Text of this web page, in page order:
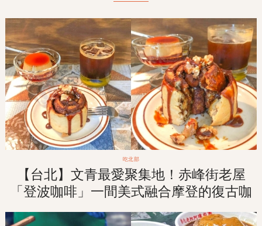
吃北部
【台北】文青最愛聚集地！赤峰街老屋
「登波咖啡」一間美式融合摩登的復古咖
啡廳！！